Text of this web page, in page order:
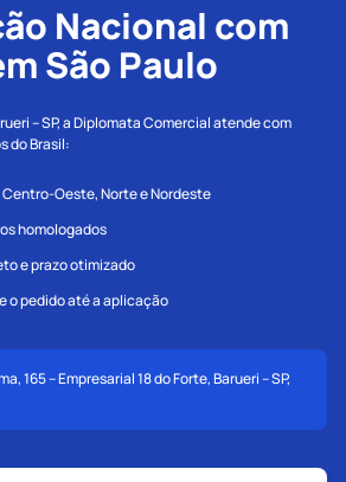
Nacional com
São Paulo
– SP, a Diplomata Comercial atende com
do Brasil:
Oeste, Norte e Nordeste
homologados
e prazo otimizado
o pedido até a aplicação
165 – Empresarial 18 do Forte, Barueri – SP,